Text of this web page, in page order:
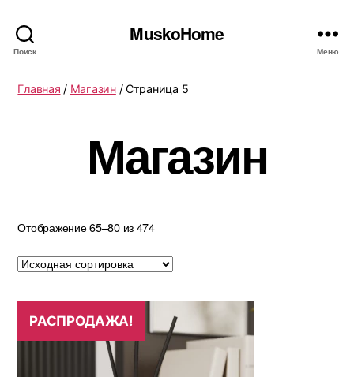
Поиск
MuskoHome
Меню
Главная / Магазин/ Страница 5
Магазин
Отображение 65–80 из 474
РАСПРОДАЖА!